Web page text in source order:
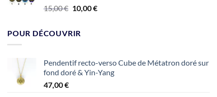
15,00€ Le
était :
10,00€Le
POUR DÉCOUVRIR
Pendentif recto-verso Cube de Métatron doré sur
fond doré & Yin-Yang
47,00€